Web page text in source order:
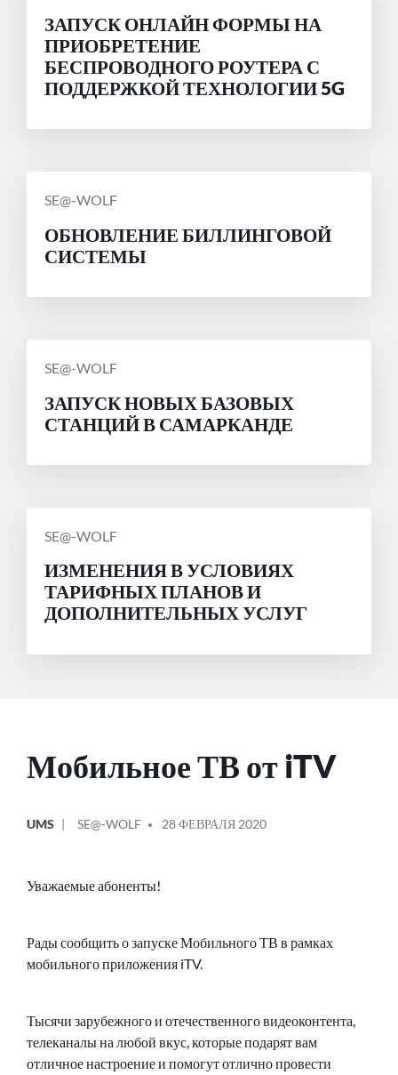
ЗАПУСК ОНЛАЙН ФОРМЫ НА
ПРИОБРЕТЕНИЕ
БЕСПРОВОДНОГО РОУТЕРА С
ПОДДЕРЖКОЙ ТЕХНОЛОГИИ 5G
СООБЩЕНИЕ
SE@-WOLF
ОБНОВЛЕНИЕ БИЛЛИНГОВОЙ
СИСТЕМЫ
СООБЩЕНИЕ
SE@-WOLF
ЗАПУСК НОВЫХ БАЗОВЫХ
СТАНЦИЙ В САМАРКАНДЕ
СООБЩЕНИЕ
SE@-WOLF
ИЗМЕНЕНИЯ В УСЛОВИЯХ
ТАРИФНЫХ ПЛАНОВ И
ДОПОЛНИТЕЛЬНЫХ УСЛУГ
Мобильное ТВ от iTV
В
UMS
ОТ
SE@-WOLF 28 ФЕВРАЛЯ 2020
Уважаемые абоненты!
Рады сообщить о запуске Мобильного ТВ в рамках
мобильного приложения iTV.
Тысячи зарубежного и отечественного видеоконтента,
телеканалы на любой вкус, которые подарят вам
отличное настроение и помогут отлично провести